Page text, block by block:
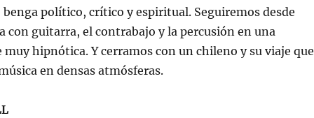
político, crítico y espiritual. Seguiremos desde
con guitarra, el contrabajo y la percusión en una
hipnótica. Y cerramos con un chileno y su viaje que
en densas atmósferas.